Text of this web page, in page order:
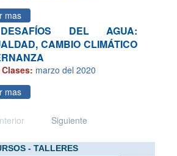
mas
DEL AGUA:
CAMBIO CLIMÁTICO
marzo del 2020
mas
Siguiente
- TALLERES